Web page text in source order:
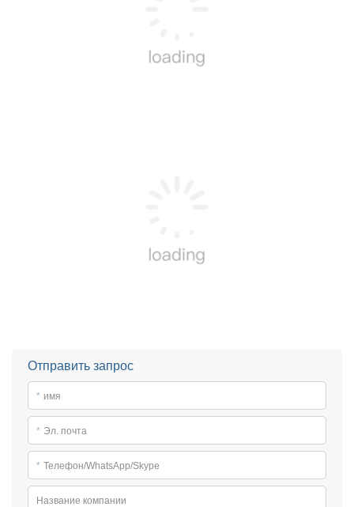
Отправить запрос
* имя
* Эл. почта
* Телефон/WhatsApp/Skype
Название компании